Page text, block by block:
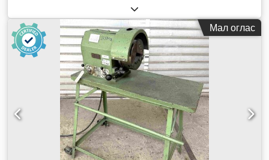
Мал оглас